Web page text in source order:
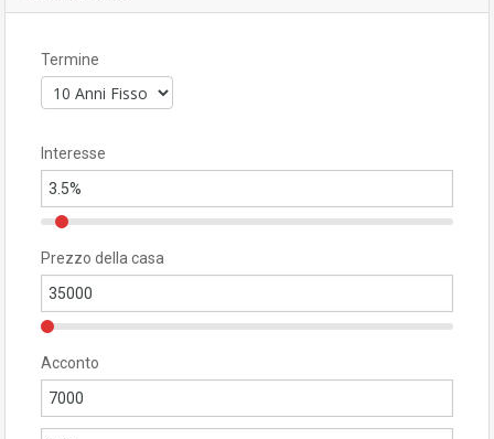
Termine
Interesse
Prezzo della casa
Acconto